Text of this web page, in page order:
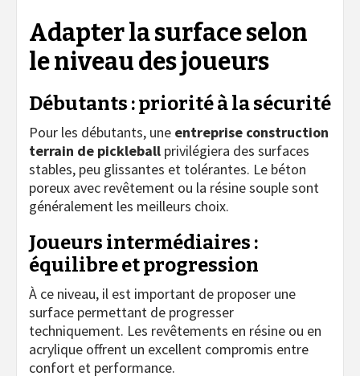
Adapter la surface selon
le niveau des joueurs
Débutants : priorité à la sécurité
Pour les débutants, une entreprise construction
terrain de pickleball privilégiera des surfaces
stables, peu glissantes et tolérantes. Le béton
poreux avec revêtement ou la résine souple sont
généralement les meilleurs choix.
Joueurs intermédiaires :
équilibre et progression
À ce niveau, il est important de proposer une
surface permettant de progresser
techniquement. Les revêtements en résine ou en
acrylique offrent un excellent compromis entre
confort et performance.